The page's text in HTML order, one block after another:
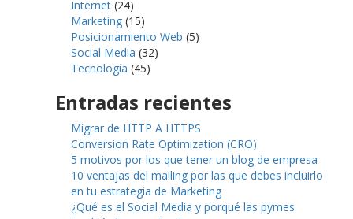
Internet (24)
Marketing (15)
Posicionamiento Web (5)
Social Media (32)
Tecnología (45)
Entradas recientes
Migrar de HTTP A HTTPS
Conversion Rate Optimization (CRO)
5 motivos por los que tener un blog de empresa
10 ventajas del mailing por las que debes incluirlo
en tu estrategia de Marketing
¿Qué es el Social Media y porqué las pymes